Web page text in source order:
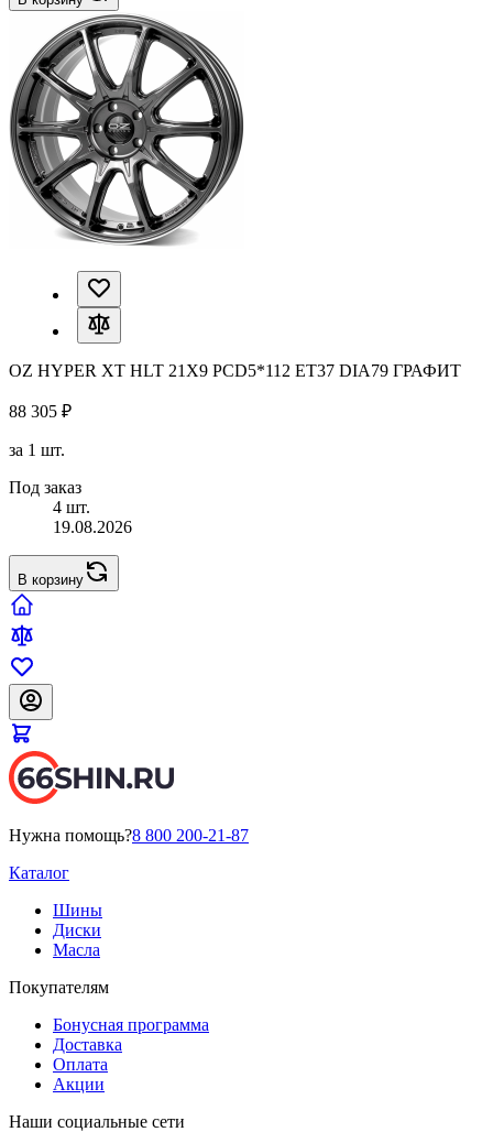
OZ HYPER XT HLT 21X9 PCD5*112 ET37 DIA79 ГРАФИТ
88 305 ₽
за 1 шт.
Под заказ
4 шт.
19.08.2026
В корзину
Нужна помощь?8 800 200-21-87
Каталог
Шины
Диски
Масла
Покупателям
Бонусная программа
Доставка
Оплата
Акции
Наши социальные сети